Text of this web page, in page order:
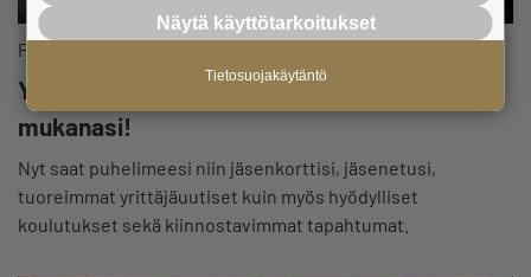
Palvelut ja edut
Yrittäjät-sovelluksessa jäsenyys on aina
mukanasi!
Nyt saat puhelimeesi niin jäsenkorttisi, jäsenetusi,
tuoreimmat yrittäjäuutiset kuin myös hyödylliset
koulutukset sekä kiinnostavimmat tapahtumat.
Näytä käyttötarkoitukset
Tietosuojakäytäntö